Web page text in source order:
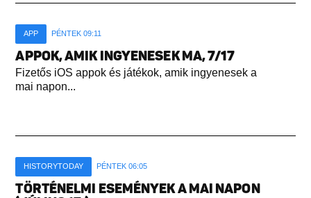
APP PÉNTEK 09:11
APPOK, AMIK INGYENESEK MA, 7/17
Fizetős iOS appok és játékok, amik ingyenesek a
mai napon...
HISTORYTODAY PÉNTEK 06:05
TÖRTÉNELMI ESEMÉNYEK A MAI NAPON